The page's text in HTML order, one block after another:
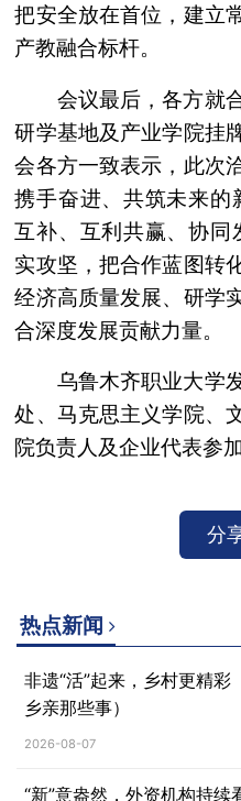
把安全放在首位，建立
产教融合标杆。
会议最后，各方就
研学基地及产业学院挂
会各方一致表示，此次
携手奋进、共筑未来的
互补、互利共赢、协同
实攻坚，把合作蓝图转
经济高质量发展、研学
合深度发展贡献力量。
乌鲁木齐职业大学
处、马克思主义学院、
院负责人及企业代表参加
分
热点新闻
非遗“活”起来，乡村更精彩
乡亲那些事）
2026-08-07
“新”意盎然，外资机构持续